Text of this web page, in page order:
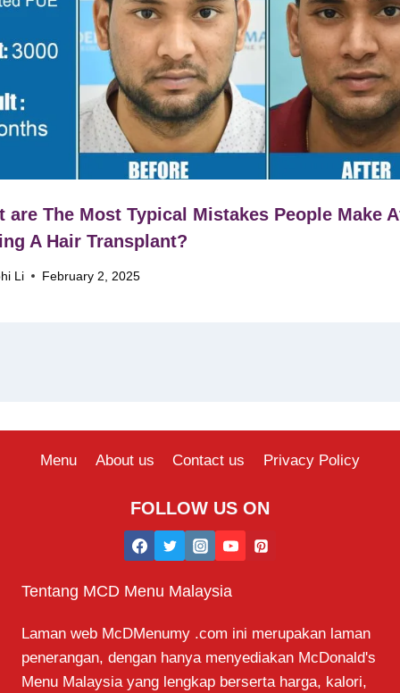
are The Most Typical Mistakes People Make
A Hair Transplant?
Li February 2, 2025
Menu About us Contact us Privacy Policy
FOLLOW US ON
Tentang MCD Menu Malaysia
Laman web McDMenumy .com ini merupakan laman
penerangan, dengan hanya menyediakan McDonald's
Menu Malaysia yang lengkap berserta harga, kalori,